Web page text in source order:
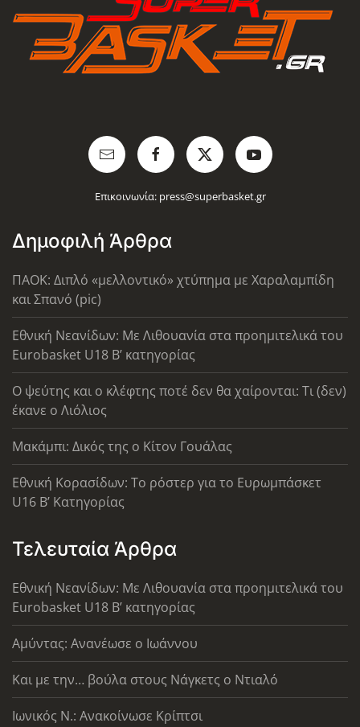
Επικοινωνία: press@superbasket.gr
Δημοφιλή Άρθρα
ΠΑΟΚ: Διπλό «μελλοντικό» χτύπημα με Χαραλαμπίδη
και Σπανό (pic)
Εθνική Νεανίδων: Με Λιθουανία στα προημιτελικά του
Eurobasket U18 Β’ κατηγορίας
Ο ψεύτης και ο κλέφτης ποτέ δεν θα χαίρονται: Τι (δεν)
έκανε ο Λιόλιος
Μακάμπι: Δικός της ο Κίτον Γουάλας
Εθνική Κορασίδων: Το ρόστερ για το Ευρωμπάσκετ
U16 B’ Κατηγορίας
Τελευταία Άρθρα
Εθνική Νεανίδων: Με Λιθουανία στα προημιτελικά του
Eurobasket U18 Β’ κατηγορίας
Αμύντας: Ανανέωσε ο Ιωάννου
Και με την… βούλα στους Νάγκετς ο Ντιαλό
Ιωνικός Ν.: Ανακοίνωσε Κρίπτσι